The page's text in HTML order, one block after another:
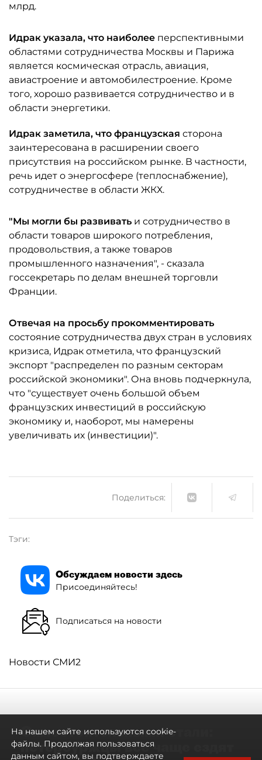
млрд.
Идрак указала, что наиболее перспективными
областями сотрудничества Москвы и Парижа
является космическая отрасль, авиация,
авиастроение и автомобилестроение. Кроме
того, хорошо развивается сотрудничество и в
области энергетики.
Идрак заметила, что французская сторона
заинтересована в расширении своего
присутствия на российском рынке. В частности,
речь идет о энергосфере (теплоснабжение),
сотрудничестве в области ЖКХ.
"Мы могли бы развивать и сотрудничество в
области товаров широкого потребления,
продовольствия, а также товаров
промышленного назначения", - сказала
госсекретарь по делам внешней торговли
Франции.
Отвечая на просьбу прокомментировать
состояние сотрудничества двух стран в условиях
кризиса, Идрак отметила, что французский
экспорт "распределен по разным секторам
российской экономики". Она вновь подчеркнула,
что "существует очень большой объем
французских инвестиций в российскую
экономику и, наоборот, мы намерены
увеличивать их (инвестиции)".
Поделиться:
Тэги:
Обсуждаем новости здесь
Присоединяйтесь!
Подписаться на новости
Новости СМИ2
Самостоятельными стали:
петербуржцы всё чаще ездят
На нашем сайте используются cookie-
файлы. Продолжая пользоваться
данным сайтом, вы подтверждаете